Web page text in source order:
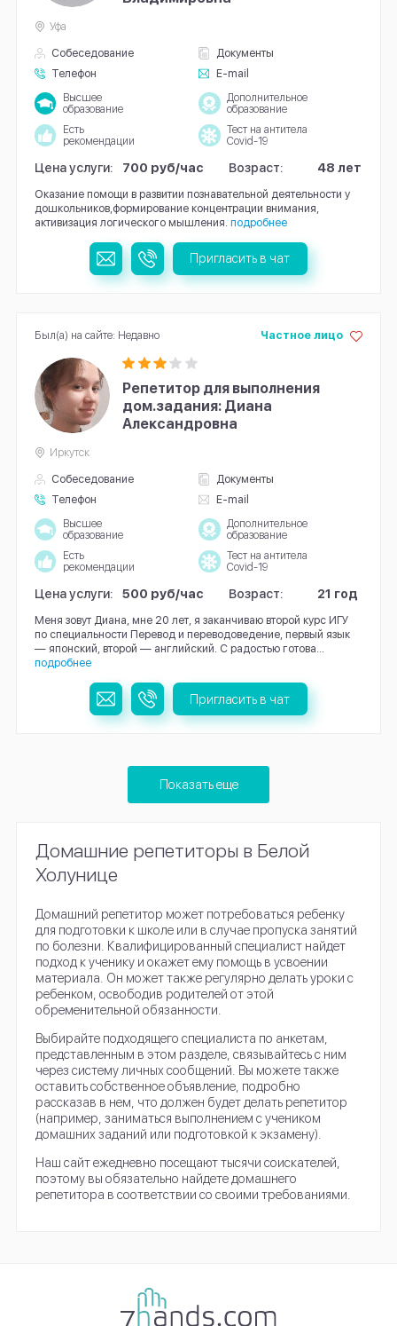
Собеседование
Документы
Телефон
E-mail
Уфа
Высшее
образование
Дополнительное
образование
Есть
рекомендации
Тест на антитела
Covid-19
Цена услуги: 700 руб/час Возраст: 48 лет
Оказание помощи в развитии познавательной деятельности у
дошкольников,формирование концентрации внимания,
активизация логического мышления. подробнее
Пригласить в чат
Репетитор для выполнения
дом.задания: Диана
Александровна
Собеседование
Документы
Телефон
E-mail
Частное лицо
Иркутск
Высшее
образование
Дополнительное
образование
Есть
рекомендации
Тест на антитела
Covid-19
Цена услуги: 500 руб/час Возраст: 21 год
Меня зовут Диана, мне 20 лет, я заканчиваю второй курс ИГУ
по специальности Перевод и переводоведение, первый язык
— японский, второй — английский. С радостью готова...
подробнее
Был(а) на сайте: Недавно
Пригласить в чат
Показать еще
Домашние репетиторы в Белой
Холунице
Домашний репетитор может потребоваться ребенку
для подготовки к школе или в случае пропуска занятий
по болезни. Квалифицированный специалист найдет
подход к ученику и окажет ему помощь в усвоении
материала. Он может также регулярно делать уроки с
ребенком, освободив родителей от этой
обременительной обязанности.
Выбирайте подходящего специалиста по анкетам,
представленным в этом разделе, связывайтесь с ним
через систему личных сообщений. Вы можете также
оставить собственное объявление, подробно
рассказав в нем, что должен будет делать репетитор
(например, заниматься выполнением с учеником
домашних заданий или подготовкой к экзамену).
Наш сайт ежедневно посещают тысячи соискателей,
поэтому вы обязательно найдете домашнего
репетитора в соответствии со своими требованиями.